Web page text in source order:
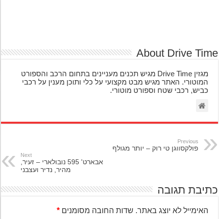
About Drive
מגזין Drive Time מגיש תכנים מעניינים בתחום הרכב והספורט
המוטורי. האתר מגיש מבט מקצועי על כלי ותוכן מענין על רכבי
כביש, רכבי שטח וספורט מוטורי.
Previous
פולקסווגן טי רוק – יותר מגולף
Next
אבארט' 595 נובולארי – זעיר,
מהיר, נדיר ועצבני
תגובה
האימייל לא יוצג באתר. שדות החובה מסומנים*